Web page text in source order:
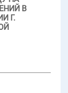
В
Г.